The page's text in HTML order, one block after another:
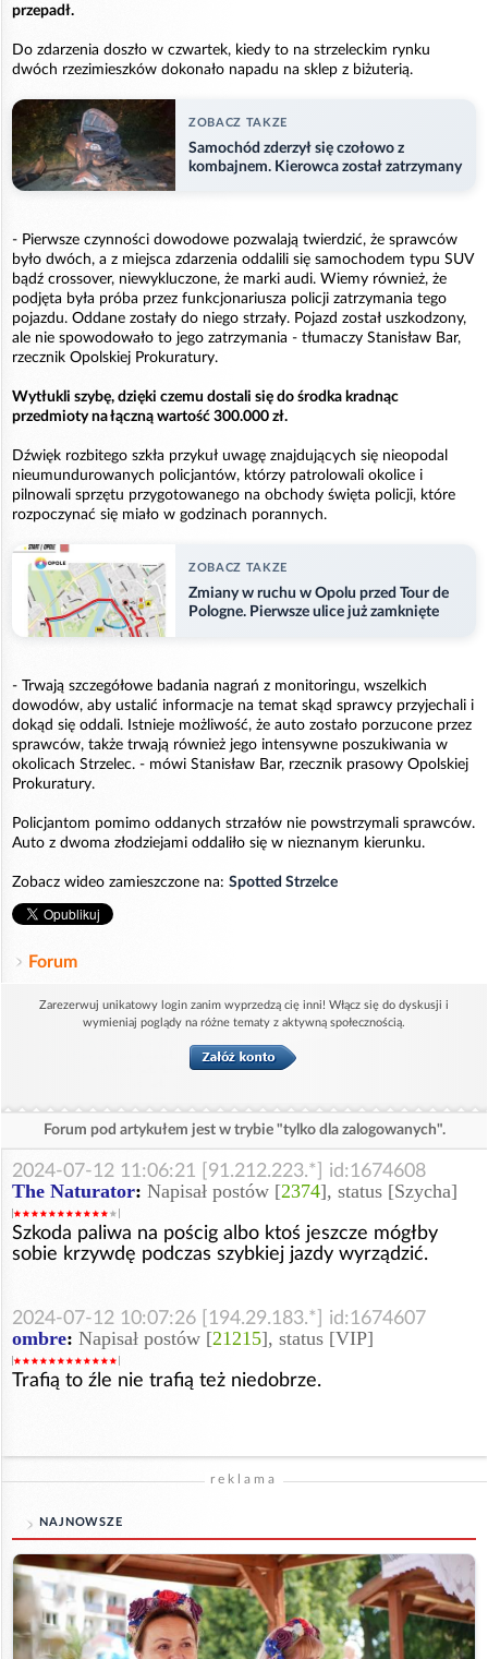
przepadł.
Do zdarzenia doszło w czwartek, kiedy to na strzeleckim rynku
dwóch rzezimieszków dokonało napadu na sklep z biżuterią.
ZOBACZ TAKZE
Samochód zderzył się czołowo z
kombajnem. Kierowca został zatrzymany
- Pierwsze czynności dowodowe pozwalają twierdzić, że sprawców
było dwóch, a z miejsca zdarzenia oddalili się samochodem typu SUV
bądź crossover, niewykluczone, że marki audi. Wiemy również, że
podjęta była próba przez funkcjonariusza policji zatrzymania tego
pojazdu. Oddane zostały do niego strzały. Pojazd został uszkodzony,
ale nie spowodowało to jego zatrzymania - tłumaczy Stanisław Bar,
rzecznik Opolskiej Prokuratury.
Wytłukli szybę, dzięki czemu dostali się do środka kradnąc
przedmioty na łączną wartość 300.000 zł.
Dźwięk rozbitego szkła przykuł uwagę znajdujących się nieopodal
nieumundurowanych policjantów, którzy patrolowali okolice i
pilnowali sprzętu przygotowanego na obchody święta policji, które
rozpoczynać się miało w godzinach porannych.
ZOBACZ TAKZE
Zmiany w ruchu w Opolu przed Tour de
Pologne. Pierwsze ulice już zamknięte
- Trwają szczegółowe badania nagrań z monitoringu, wszelkich
dowodów, aby ustalić informacje na temat skąd sprawcy przyjechali i
dokąd się oddali. Istnieje możliwość, że auto zostało porzucone przez
sprawców, także trwają również jego intensywne poszukiwania w
okolicach Strzelec. - mówi Stanisław Bar, rzecznik prasowy Opolskiej
Prokuratury.
Policjantom pomimo oddanych strzałów nie powstrzymali sprawców.
Auto z dwoma złodziejami oddaliło się w nieznanym kierunku.
Zobacz wideo zamieszczone na: Spotted Strzelce
Forum
Zarezerwuj unikatowy login zanim wyprzedzą cię inni! Włącz się do dyskusji i
wymieniaj poglądy na różne tematy z aktywną społecznością.
Forum pod artykułem jest w trybie "tylko dla zalogowanych".
2024-07-12 11:06:21 [91.212.223.*] id:1674608
The Naturator: Napisał postów [2374], status [Szycha]
Szkoda paliwa na pościg albo ktoś jeszcze mógłby
sobie krzywdę podczas szybkiej jazdy wyrządzić.
2024-07-12 10:07:26 [194.29.183.*] id:1674607
ombre: Napisał postów [21215], status [VIP]
Trafią to źle nie trafią też niedobrze.
reklama
NAJNOWSZE